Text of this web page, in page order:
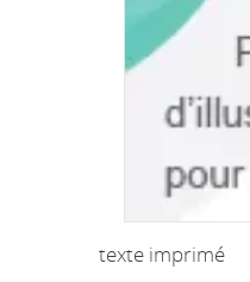
texte imprimé